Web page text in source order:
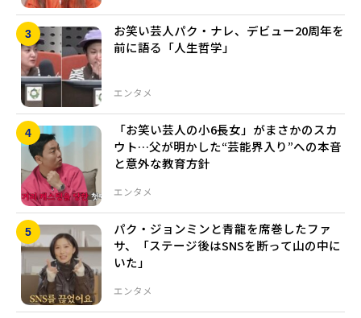
エンタメ
お笑い芸人パク・ナレ、デビュー20周年を
前に語る「人生哲学」
エンタメ
「お笑い芸人の小6長女」がまさかのスカ
ウト…父が明かした“芸能界入り”への本音
と意外な教育方針
エンタメ
パク・ジョンミンと青龍を席巻したファ
サ、「ステージ後はSNSを断って山の中に
いた」